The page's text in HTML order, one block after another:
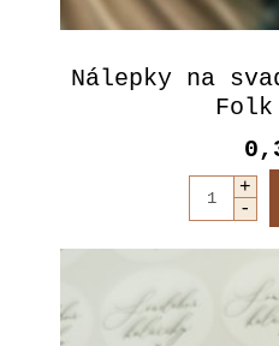
Nálepky na
Folk